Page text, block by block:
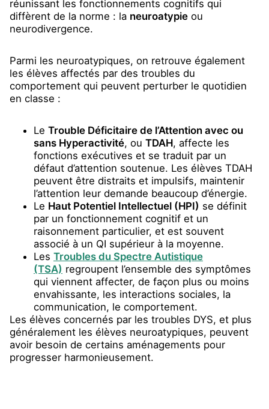
réunissant les fonctionnements cognitifs qui
diffèrent de la norme : la neuroatypie ou
neurodivergence.
Parmi les neuroatypiques, on retrouve également
les élèves affectés par des troubles du
comportement qui peuvent perturber le quotidien
en classe :
Le Trouble Déficitaire de l’Attention avec ou
sans Hyperactivité, ou TDAH, affecte les
fonctions exécutives et se traduit par un
défaut d’attention soutenue. Les élèves TDAH
peuvent être distraits et impulsifs, maintenir
l’attention leur demande beaucoup d’énergie.
Le Haut Potentiel Intellectuel (HPI) se définit
par un fonctionnement cognitif et un
raisonnement particulier, et est souvent
associé à un QI supérieur à la moyenne.
Les Troubles du Spectre Autistique
(TSA) regroupent l’ensemble des symptômes
qui viennent affecter, de façon plus ou moins
envahissante, les interactions sociales, la
communication, le comportement.
Les élèves concernés par les troubles DYS, et plus
généralement les élèves neuroatypiques, peuvent
avoir besoin de certains aménagements pour
progresser harmonieusement.